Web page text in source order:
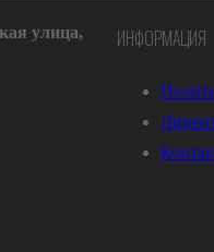
улица,
ИНФОРМАЦИЯ